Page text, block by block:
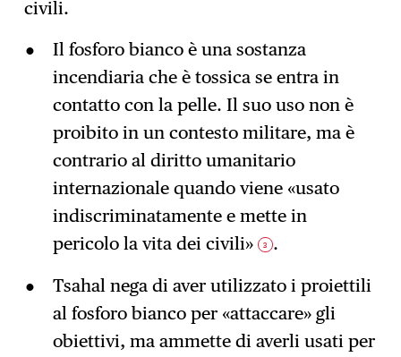
civili.
Il fosforo bianco è una sostanza
incendiaria che è tossica se entra in
contatto con la pelle. Il suo uso non è
proibito in un contesto militare, ma è
contrario al diritto umanitario
internazionale quando viene «usato
indiscriminatamente e mette in
pericolo la vita dei civili»
3 .
Tsahal nega di aver utilizzato i proiettili
al fosforo bianco per «attaccare» gli
obiettivi, ma ammette di averli usati per